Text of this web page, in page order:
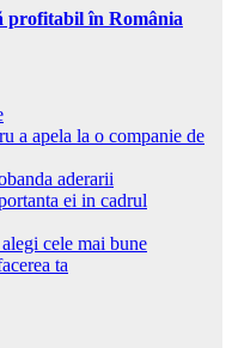
profitabil în România
a apela la o companie de
aderarii
ei in cadrul
cele mai bune
ta